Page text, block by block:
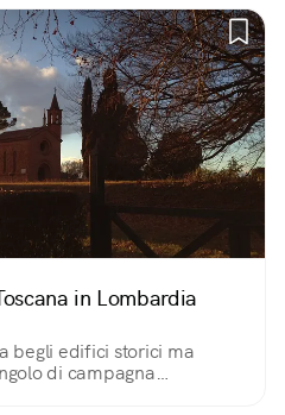
in Lombardia
begli edifici storici ma
di campagna